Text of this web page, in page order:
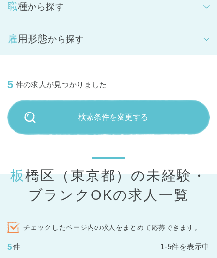
職種から探す
雇用形態から探す
5 件の求人が見つかりました
検索条件を変更する
板橋区（東京都）の未経験・
ブランクOKの求人一覧
チェックしたページ内の求人をまとめて応募できます。
5件 1-5件を表示中